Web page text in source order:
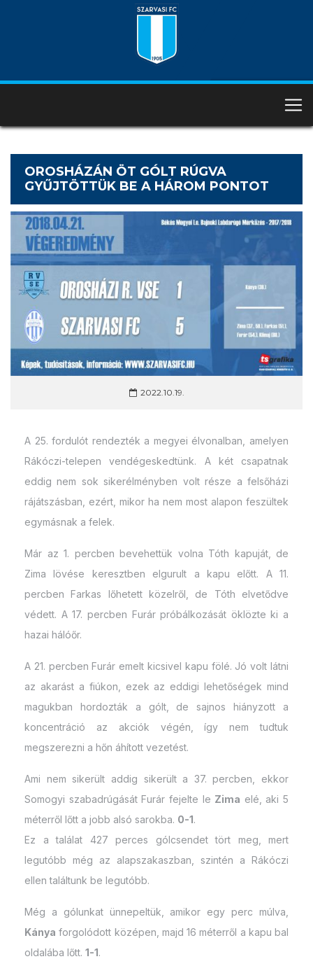
OROSHÁZÁN ÖT GÓLT RÚGVA
GYŰJTÖTTÜK BE A HÁROM PONTOT
2022.10.19.
A 25. fordulót rendezték a megyei élvonalban, amelyen
Rákóczi-telepen vendégeskedtünk. A két csapatnak
eddig nem sok sikerélményben volt része a felsőházi
rájátszásban, ezért, mikor ha nem most alapon feszültek
egymásnak a felek.
Már az 1. percben bevehettük volna Tóth kapuját, de
Zima lövése keresztben elgurult a kapu előtt. A 11.
percben Farkas lőhetett közelről, de Tóth elvetődve
védett. A 17. percben Furár próbálkozását öklözte ki a
hazai hálóőr.
A 21. percben Furár emelt kicsivel kapu fölé. Jó volt látni
az akarást a fiúkon, ezek az eddigi lehetőségek mind
magukban hordozták a gólt, de sajnos hiányzott a
koncentráció az akciók végén, így nem tudtuk
megszerezni a hőn áhított vezetést.
Ami nem sikerült addig sikerült a 37. percben, ekkor
Somogyi szabadrúgását Furár fejelte le Zima elé, aki 5
méterről lőtt a jobb alsó sarokba. 0-1.
Ez a találat 427 perces gólcsendet tört meg, mert
legutóbb még az alapszakaszban, szintén a Rákóczi
ellen találtunk be legutóbb.
Még a gólunkat ünnepeltük, amikor egy perc múlva,
Kánya forgolódott középen, majd 16 méterről a kapu bal
oldalába lőtt. 1-1.